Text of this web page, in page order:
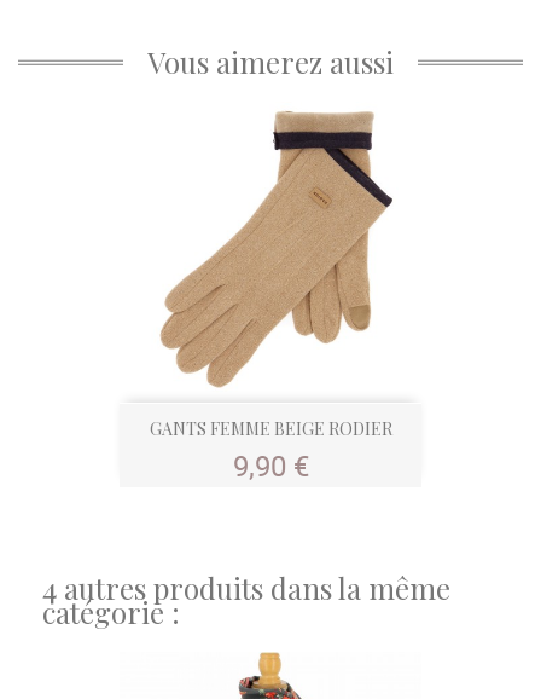
Vous aimerez aussi
GANTS FEMME BEIGE RODIER
Prix
9,90 €
4 autres produits dans la même
catégorie :